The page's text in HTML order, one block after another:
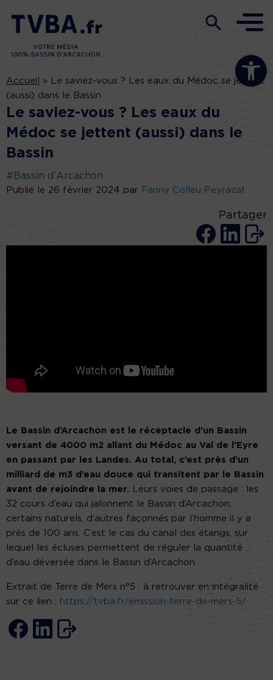
Ouvrir la
Accueil »
Le saviez-vous ? Les eaux du Médoc se jettent
(aussi) dans le Bassin
Le saviez-vous ? Les eaux du
Médoc se jettent (aussi) dans le
Bassin
#Bassin d'Arcachon
Publié le 26 février 2024 par Fanny Colleu Peyrazat
Partager
Le Bassin d’Arcachon est le réceptacle d’un Bassin
versant de 4000 m2 allant du Médoc au Val de l’Eyre
en passant par les Landes. Au total, c’est près d’un
milliard de m3 d’eau douce qui transitent par le Bassin
avant de rejoindre la mer. Leurs voies de passage : les
32 cours d’eau qui jalonnent le Bassin d’Arcachon,
certains naturels, d’autres façonnés par l’homme il y a
près de 100 ans. C’est le cas du canal des étangs, sur
lequel les écluses permettent de réguler la quantité
d’eau déversée dans le Bassin d’Arcachon
Extrait de Terre de Mers n°5 : à retrouver en intégralité
sur ce lien : https://tvba.fr/emission-terre-de-mers-5/